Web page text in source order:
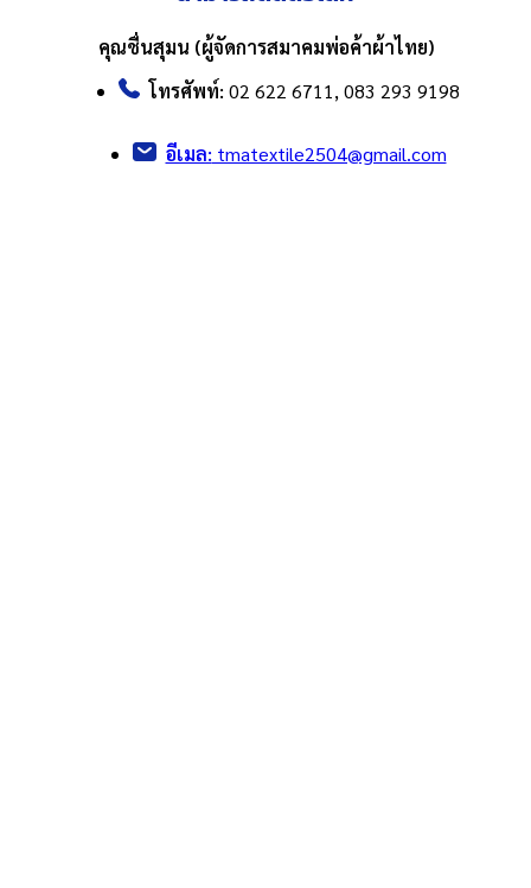
คุณชื่นสุมน (ผู้จัดการสมาคมพ่อค้าผ้าไทย)
โทรศัพท์: 02 622 6711, 083 293 9198
อีเมล: tmatextile2504@gmail.com